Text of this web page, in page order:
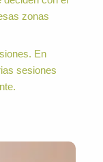
zonas
En
sesiones